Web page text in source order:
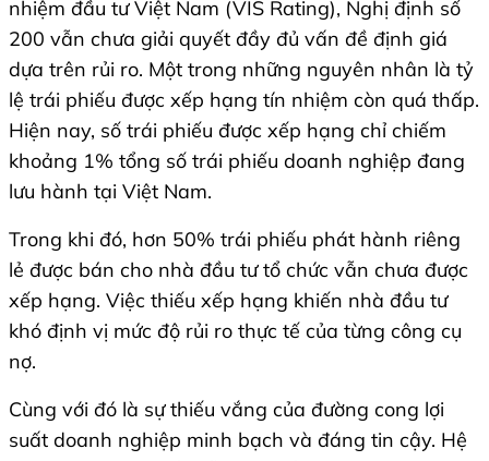
nhiệm đầu tư Việt Nam (VIS Rating), Nghị định số
200 vẫn chưa giải quyết đầy đủ vấn đề định giá
dựa trên rủi ro. Một trong những nguyên nhân là tỷ
lệ trái phiếu được xếp hạng tín nhiệm còn quá thấp.
Hiện nay, số trái phiếu được xếp hạng chỉ chiếm
khoảng 1% tổng số trái phiếu doanh nghiệp đang
lưu hành tại Việt Nam.
Trong khi đó, hơn 50% trái phiếu phát hành riêng
lẻ được bán cho nhà đầu tư tổ chức vẫn chưa được
xếp hạng. Việc thiếu xếp hạng khiến nhà đầu tư
khó định vị mức độ rủi ro thực tế của từng công cụ
nợ.
Cùng với đó là sự thiếu vắng của đường cong lợi
suất doanh nghiệp minh bạch và đáng tin cậy. Hệ